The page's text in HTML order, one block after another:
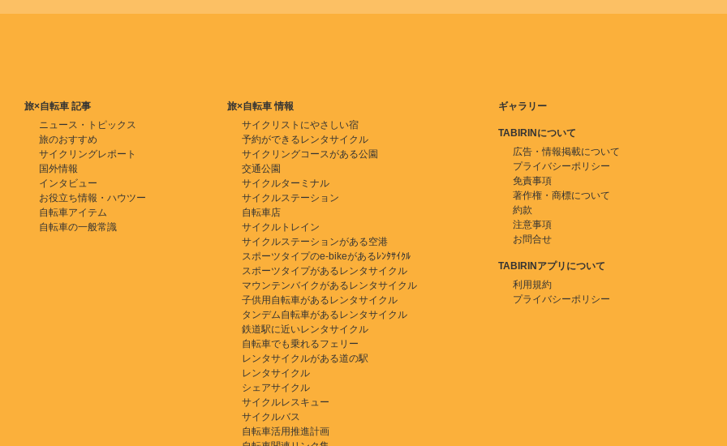
旅×自転車 記事
ニュース・トピックス
旅のおすすめ
サイクリングレポート
国外情報
インタビュー
お役立ち情報・ハウツー
自転車アイテム
自転車の一般常識
旅×自転車 情報
サイクリストにやさしい宿
予約ができるレンタサイクル
サイクリングコースがある公園
交通公園
サイクルターミナル
サイクルステーション
自転車店
サイクルトレイン
サイクルステーションがある空港
スポーツタイプのe-bikeがあるﾚﾝﾀｻｲｸﾙ
スポーツタイプがあるレンタサイクル
マウンテンバイクがあるレンタサイクル
子供用自転車があるレンタサイクル
タンデム自転車があるレンタサイクル
鉄道駅に近いレンタサイクル
自転車でも乗れるフェリー
レンタサイクルがある道の駅
レンタサイクル
シェアサイクル
サイクルレスキュー
サイクルバス
自転車活用推進計画
ギャラリー
TABIRINについて
広告・情報掲載について
プライバシーポリシー
免責事項
著作権・商標について
約款
注意事項
お問合せ
TABIRINアプリについて
利用規約
プライバシーポリシー